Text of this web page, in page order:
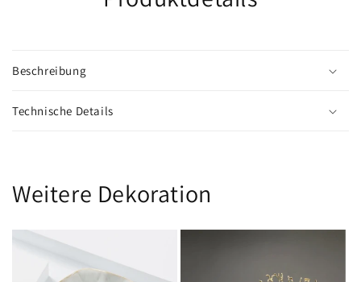
Beschreibung
Technische Details
Weitere Dekoration